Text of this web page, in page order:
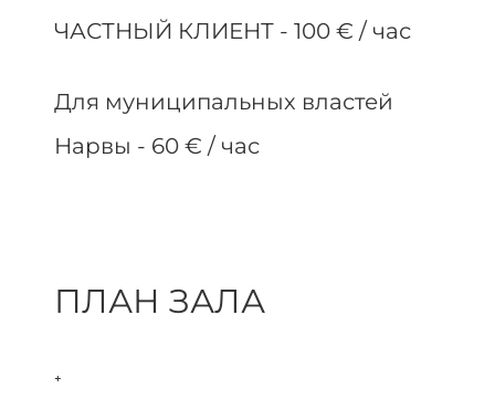
ЧАСТНЫЙ КЛИЕНТ - 100 € / час
Для муниципальных властей
Нарвы - 60 € / час
ПЛАН ЗАЛА
+